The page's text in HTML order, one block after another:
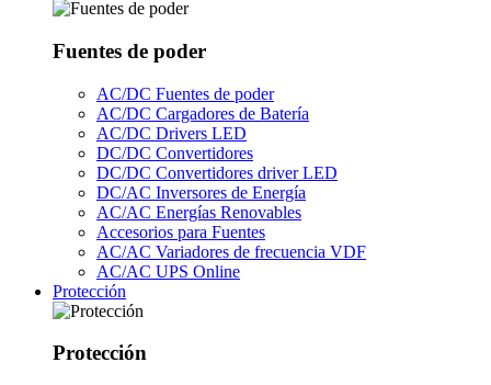
Fuentes de poder
AC/DC Fuentes de poder
AC/DC Cargadores de Batería
AC/DC Drivers LED
DC/DC Convertidores
DC/DC Convertidores driver LED
DC/AC Inversores de Energía
AC/AC Energías Renovables
Accesorios para Fuentes
AC/AC Variadores de frecuencia VDF
AC/AC UPS Online
Protección
Protección